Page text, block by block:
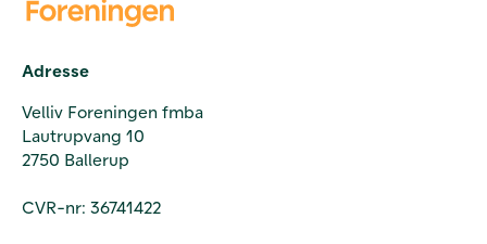
Adresse
Velliv Foreningen fmba
Lautrupvang 10
2750 Ballerup
CVR-nr: 36741422